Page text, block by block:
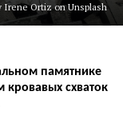
Irene Ortiz on Unsplash
памятнике
схваток